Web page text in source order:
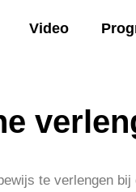
Video
te verlengen